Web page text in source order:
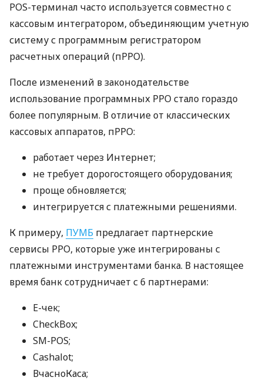
POS-терминал часто используется совместно с
кассовым интегратором, объединяющим учетную
систему с программным регистратором
расчетных операций (пРРО).
После изменений в законодательстве
использование программных РРО стало гораздо
более популярным. В отличие от классических
кассовых аппаратов, пРРО:
работает через Интернет;
не требует дорогостоящего оборудования;
проще обновляется;
интегрируется с платежными решениями.
К примеру, ПУМБ предлагает партнерские
сервисы РРО, которые уже интегрированы с
платежными инструментами банка. В настоящее
время банк сотрудничает с 6 партнерами:
E-чек;
CheckBox;
SM-POS;
Cashalot;
ВчасноКаса;